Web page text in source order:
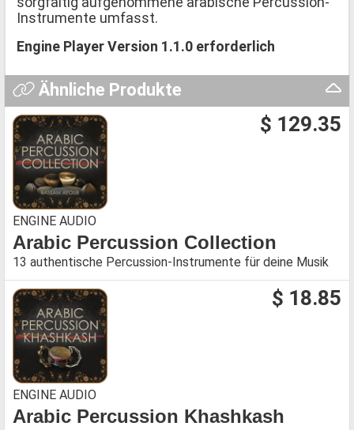
Instrumente umfasst.
Engine Player Version 1.1.0 erforderlich
Ähnliche Produkte
$ 129.35
ENGINE AUDIO
Arabic Percussion Collection
13 authentische Percussion-Instrumente für deine Musik
$ 18.85
ENGINE AUDIO
Arabic Percussion Khashkash